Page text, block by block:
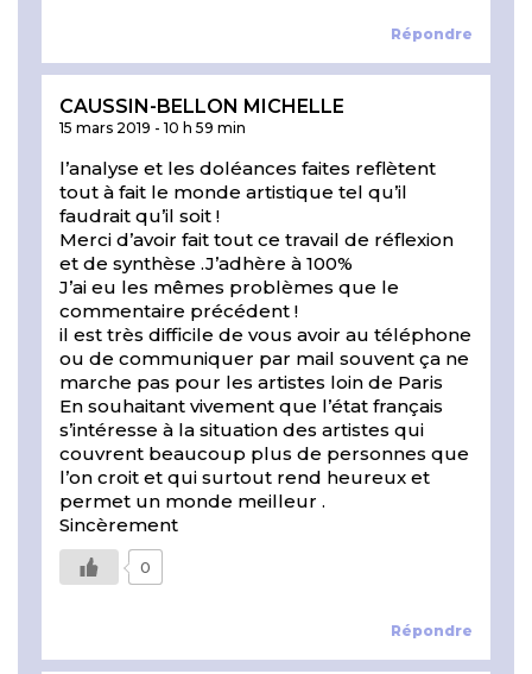
Répondre
Répondre
CAUSSIN-BELLON MICHELLE
15 mars 2019 - 10 h 59 min
l’analyse et les doléances faites reflètent
tout à fait le monde artistique tel qu’il
faudrait qu’il soit !
Merci d’avoir fait tout ce travail de réflexion
et de synthèse .J’adhère à 100%
J’ai eu les mêmes problèmes que le
commentaire précédent !
il est très difficile de vous avoir au téléphone
ou de communiquer par mail souvent ça ne
marche pas pour les artistes loin de Paris
En souhaitant vivement que l’état français
s’intéresse à la situation des artistes qui
couvrent beaucoup plus de personnes que
l’on croit et qui surtout rend heureux et
permet un monde meilleur .
Sincèrement
0